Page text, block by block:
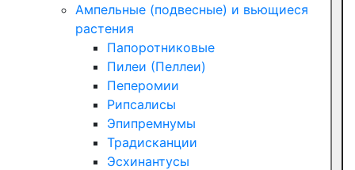
Ампельные (подвесные) и вьющиеся
растения
Папоротниковые
Пилеи (Пеллеи)
Пеперомии
Рипсалисы
Эпипремнумы
Традисканции
Эсхинантусы